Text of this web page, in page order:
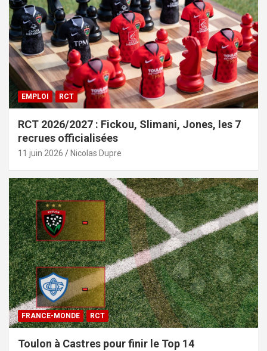
EMPLOI RCT
RCT 2026/2027 : Fickou, Slimani, Jones, les 7
recrues officialisées
11 juin 2026 Nicolas Dupre
FRANCE-MONDE RCT
Toulon à Castres pour finir le Top 14